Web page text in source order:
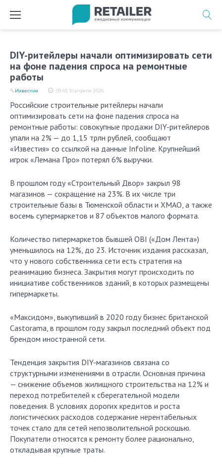
DIY-ритейлеры начали оптимизировать сети
на фоне падения спроса на ремонтные
работы
09:45, 10 апреля 2026
Известия
Российские строительные ритейлеры начали
оптимизировать сети на фоне падения спроса на
ремонтные работы: совокупные продажи DIY-ритейлеров
упали на 2% — до 1,15 трлн рублей, сообщают
«Известия» со ссылкой на данные Infoline. Крупнейший
игрок «Лемана Про» потерял 6% выручки.
В прошлом году «Строительный Двор» закрыл 98
магазинов — сокращение на 23%. В их числе три
строительные базы в Тюменской области и ХМАО, а также
восемь супермаркетов и 87 объектов малого формата.
Количество гипермаркетов бывшей OBI («Дом Лента»)
уменьшилось на 12%, до 23. Источник издания рассказал,
что у нового собственника сети есть стратегия на
реанимацию бизнеса. Закрытия могут происходить по
инициативе собственников зданий, в которых размещены
гипермаркеты.
«Максидом», выкупивший в 2020 году бизнес британской
Castorama, в прошлом году закрыл последний объект под
брендом иностранной сети.
Тенденция закрытия DIY-магазинов связана со
структурными изменениями в отрасли. Основная причина
— снижение объемов жилищного строительства на 12% и
переход потребителей к сберегательной модели
поведения. В условиях дорогих кредитов и роста
логистических расходов содержание нерентабельных
точек стало для сетей непозволительной роскошью.
Покупатели относятся к ремонту более рационально,
откладывая крупные траты.